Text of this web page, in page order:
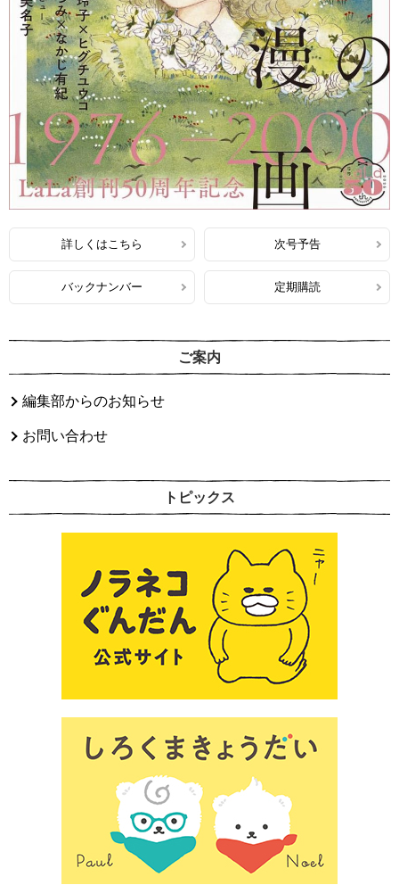
詳しくはこちら 次号予告
バックナンバー 定期購読
ご案内
編集部からのお知らせ
お問い合わせ
トピックス